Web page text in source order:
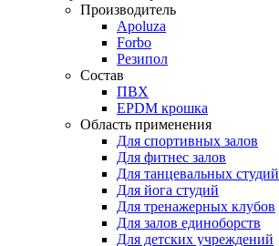
Производитель
Apoluza
Forbo
Резипол
Состав
ПВХ
EPDM крошка
Область применения
Для спортивных залов
Для фитнес залов
Для танцевальных студий
Для йога студий
Для тренажерных клубов
Для залов единоборств
Для детских учреждений